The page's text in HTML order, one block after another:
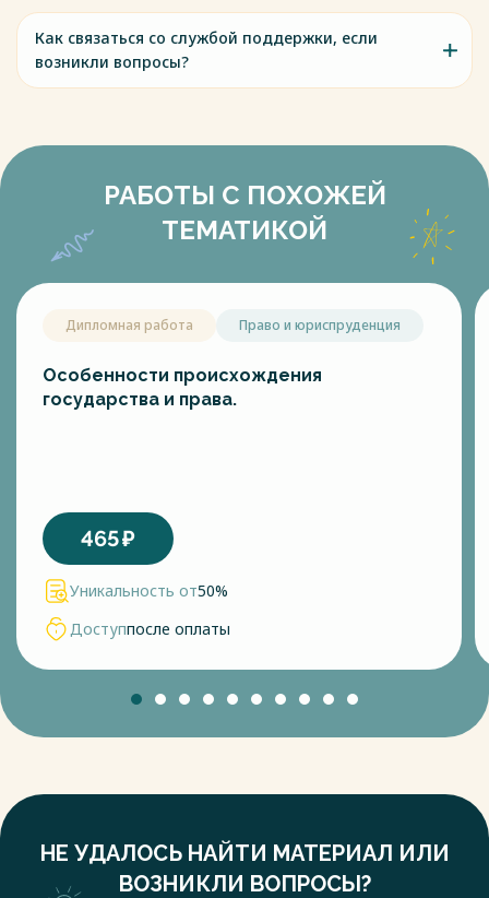
Как связаться со службой поддержки, если
возникли вопросы?
РАБОТЫ С ПОХОЖЕЙ
ТЕМАТИКОЙ
Дипломная работа Право и юриспруденция
Особенности происхождения
государства и права.
465₽
Уникальность от50%
Доступпосле оплаты
НЕ УДАЛОСЬ НАЙТИ МАТЕРИАЛ ИЛИ
ВОЗНИКЛИ ВОПРОСЫ?